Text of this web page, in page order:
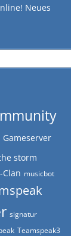
Neues
Gameserver
storm
musicbot
signatur
Teamspeak3